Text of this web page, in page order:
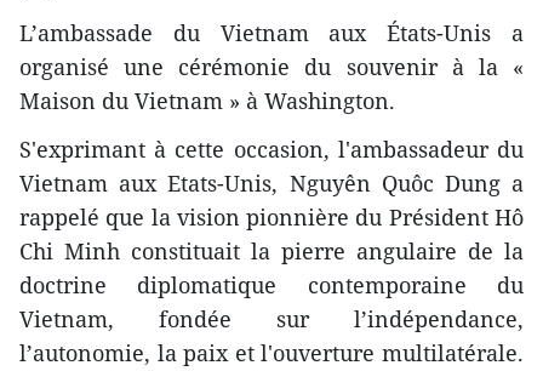
L’ambassade du Vietnam aux États-Unis a
organisé une cérémonie du souvenir à la «
Maison du Vietnam » à Washington.
S'exprimant à cette occasion, l'ambassadeur du
Vietnam aux Etats-Unis, Nguyên Quôc Dung a
rappelé que la vision pionnière du Président Hô
Chi Minh constituait la pierre angulaire de la
doctrine diplomatique contemporaine du
Vietnam, fondée sur l’indépendance,
l’autonomie, la paix et l'ouverture multilatérale.